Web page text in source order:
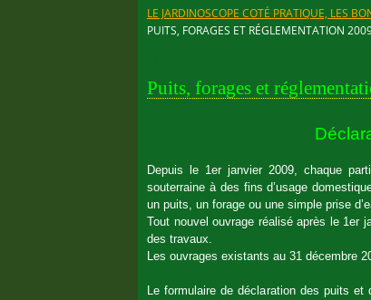
LE JARDINOSCOPE COTÉ PRATIQUE, LES
PUITS, FORAGES ET RÉGLEMENTATION
Puits, forages et
Depuis le 1er janvier 2009, chaque
souterraine à des fins d’usage
un puits, un forage ou une simple prise
Tout nouvel ouvrage réalisé après le 1er
des travaux.
Les ouvrages existants au 31 décembre
Le formulaire de déclaration des puits